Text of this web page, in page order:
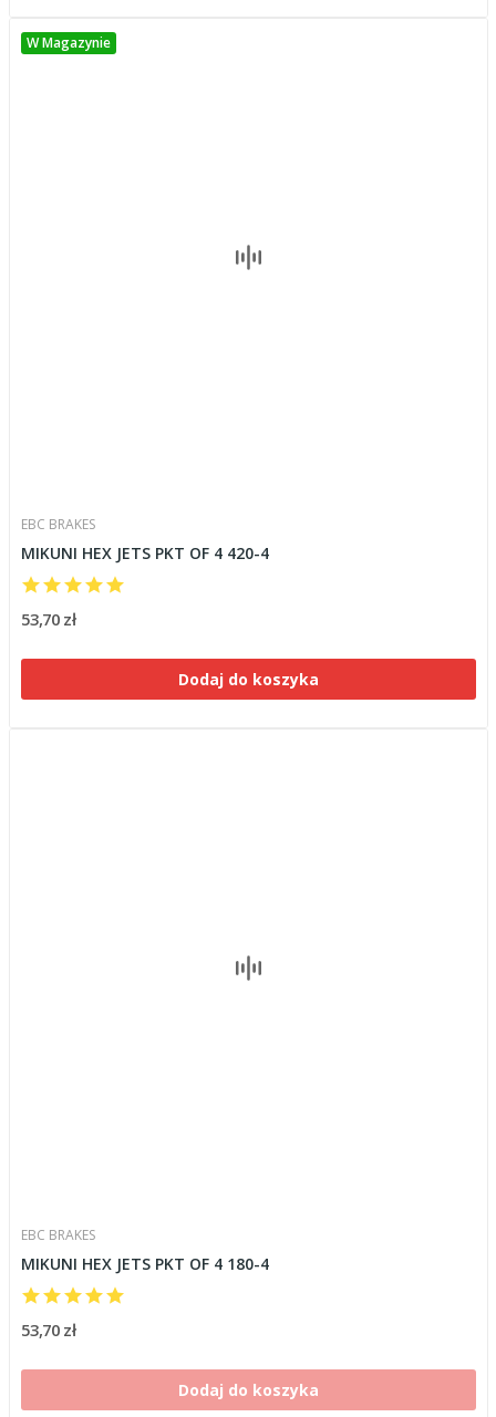
W Magazynie
EBC BRAKES
MIKUNI HEX JETS PKT OF 4 420-4
53,70 zł
Dodaj do koszyka
EBC BRAKES
MIKUNI HEX JETS PKT OF 4 180-4
53,70 zł
Dodaj do koszyka